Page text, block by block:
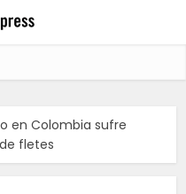
en Colombia sufre
fletes